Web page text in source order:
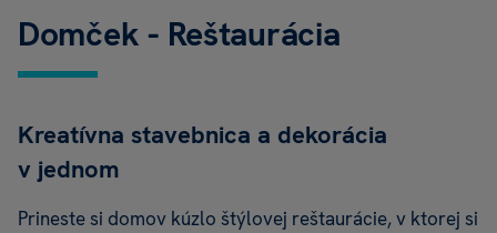
Domček - Reštaurácia
Kreatívna stavebnica a dekorácia
v jednom
Prineste si domov kúzlo štýlovej reštaurácie, v ktorej si